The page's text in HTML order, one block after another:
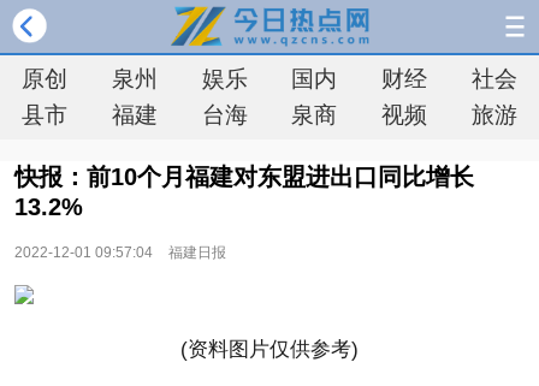
原创 泉州 娱乐 国内 财经
社会
县市
福建 台海 泉商 视频 旅游
快报：前10个月福建对东盟进出口同比增长
13.2%
2022-12-01 09:57:04 福建日报
(资料图片仅供参考)